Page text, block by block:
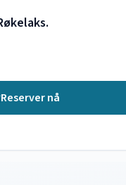
Reserver nå